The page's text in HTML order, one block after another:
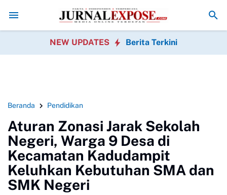
Penculikan Aktivis LebakPenghijauan Bomang Disorot, Perawatan
NEW UPDATES Berita Terkini
Beranda Pendidikan
Aturan Zonasi Jarak Sekolah
Negeri, Warga 9 Desa di
Kecamatan Kadudampit
Keluhkan Kebutuhan SMA dan
SMK Negeri